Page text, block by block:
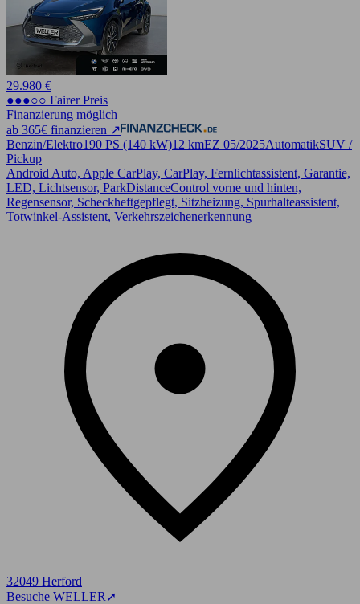
29.980 €
●●●○○ Fairer Preis
Finanzierung möglich
ab 365€ finanzieren ↗
Benzin/Elektro190 PS (140 kW)12 kmEZ 05/2025AutomatikSUV /
Pickup
Android Auto, Apple CarPlay, CarPlay, Fernlichtassistent, Garantie,
LED, Lichtsensor, ParkDistanceControl vorne und hinten,
Regensensor, Scheckheftgepflegt, Sitzheizung, Spurhalteassistent,
Totwinkel-Assistent, Verkehrszeichenerkennung
32049 Herford
Besuche WELLER ➚